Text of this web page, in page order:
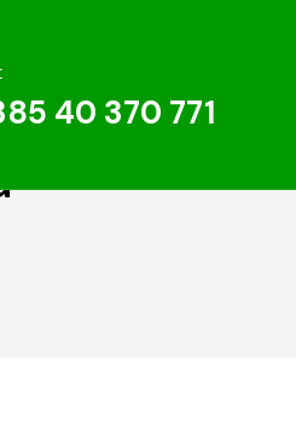
40 370 771
40 370 771